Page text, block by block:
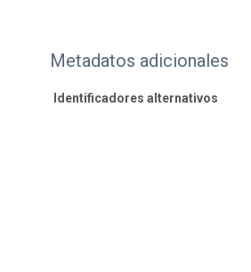
Metadatos adicionales
Identificadores alternativos